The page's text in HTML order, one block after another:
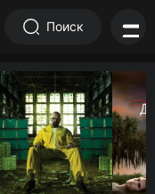
Поиск